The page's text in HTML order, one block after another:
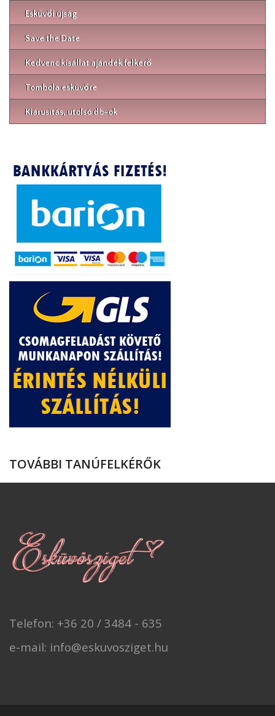
Esküvői újság
Save the Date
Kedvenc kisállat ajándék felkérő
Tombola esküvőre
Kiárusítás, utolsó db-ok
TOVÁBBI TANÚFELKÉRŐK
Telefon: +36 20 / 3484 - 635
e-mail: info@eskuvosziget.hu